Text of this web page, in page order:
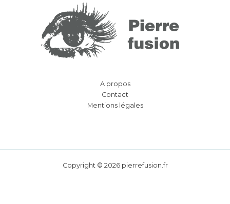
A propos
Contact
Mentions légales
Copyright © 2026 pierrefusion.fr